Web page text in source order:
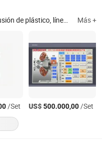
de extrusión de plástico, línea de producción de tuberías de HDPE, fabricación de tuberías de PVC Más +
/Set US$500.000,00/Set